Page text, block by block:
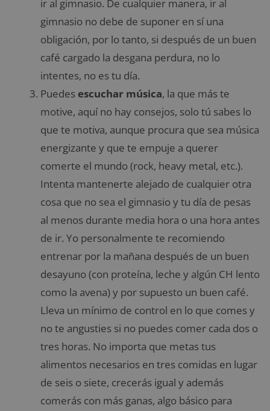
ir al gimnasio. De cualquier manera, ir al
gimnasio no debe de suponer en sí una
obligación, por lo tanto, si después de un buen
café cargado la desgana perdura, no lo
intentes, no es tu día.
Puedes escuchar música, la que más te
motive, aquí no hay consejos, solo tú sabes lo
que te motiva, aunque procura que sea música
energizante y que te empuje a querer
comerte el mundo (rock, heavy metal, etc.).
Intenta mantenerte alejado de cualquier otra
cosa que no sea el gimnasio y tu día de pesas
al menos durante media hora o una hora antes
de ir. Yo personalmente te recomiendo
entrenar por la mañana después de un buen
desayuno (con proteína, leche y algún CH lento
como la avena) y por supuesto un buen café.
Lleva un mínimo de control en lo que comes y
no te angusties si no puedes comer cada dos o
tres horas. No importa que metas tus
alimentos necesarios en tres comidas en lugar
de seis o siete, crecerás igual y además
comerás con más ganas, algo básico para